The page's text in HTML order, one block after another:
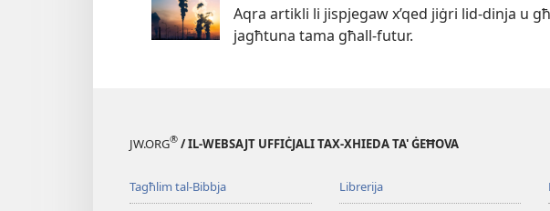
Aqra artikli li jispjegaw x’qed jiġri lid-dinja u
jagħtuna tama għall-futur.
JW.ORG® / IL-WEBSAJT UFFIĊJALI TAX-XHIEDA TA' ĠEĦOVA
Tagħlim tal-Bibbja Librerija